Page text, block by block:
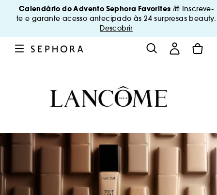
Calendário do Advento Sephora Favorites 🎁 Inscreve-
te e garante acesso antecipado às 24 surpresas beauty.
Descobrir